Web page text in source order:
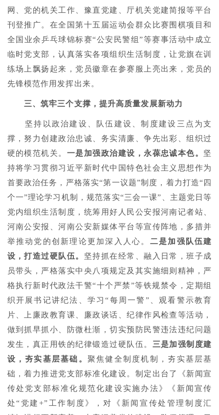
网、党的机关工作、豫直党建、厅机关党建简报等平台
刊登推广。在全国第十五届运动会群众比赛围棋项目和
全国业余乒乓球锦标赛“公安民警组”等赛事活动中成立
临时党支部，认真落实各项组织生活制度，让党旗在训
练场上飘扬起来，党员徽章在参赛服上亮出来，党员的
先锋模范作用发挥出来。
三、筑牢三个支撑，提升高质量发展新动力
坚持以政治建设、队伍建设、制度建设三点为支
撑，努力创建政治忠诚、务实清廉、争先出彩、组织过
硬的模范机关。 一是加强政治建设，永葆忠诚本色。 坚
持将学习贯彻习近平新时代中国特色社会主义思想作为
首要政治任务，严格落实“第一议题”制度，着力打造“四
个一”理论学习机制，规范落实“三会一课”、主题党日等
党内组织生活制度，统筹用好人民公安报河南记者站、
河南公安报、河南公安新媒体平台等宣传阵地，多措并
举推动党的创新理论更加深入人心。 二是加强队伍建
设，打造过硬队伍。 坚持抓在经常、融入日常，班子成
员带头，严格落实中央八项规定及其实施细则精神，严
格执行新时代政法干警“十个严禁”等铁规禁令，定期组
织开展书记讲纪法、学习“每周一警”、观看警示教育
片、上廉政教育课、廉政谈话、纪律作风检查等活动，
做到抓早抓小、防微杜渐，切实预防民警违法违纪问题
发生，真正用铁的纪律锻造过硬队伍。 三是加强制度建
设，夯实基层基础。 聚焦健全制度机制，夯实基层基
础，着力推进党支部标准化建设。制定出台了《新闻宣
传处党支部标准化规范化建设实施办法》《新闻宣传
处“党建+”工作制度》，对《新闻宣传处管理制度汇